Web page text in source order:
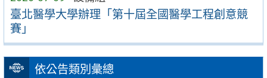
臺北醫學大學辦理「第十屆全國醫學工程創意競
賽」
依公告類別彙總